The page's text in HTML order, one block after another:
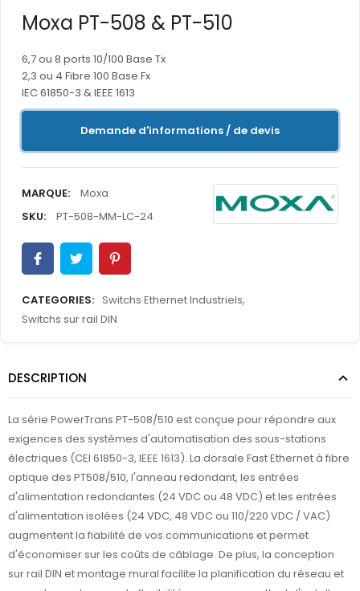
Moxa PT-508 & PT-510
6,7 ou 8 ports 10/100 Base Tx
2,3 ou 4 Fibre 100 Base Fx
IEC 61850-3 & IEEE 1613
Demande d'informations / de devis
MARQUE:
Moxa
SKU:
PT-508-MM-LC-24
CATEGORIES: Switchs Ethernet Industriels,
Switchs sur rail DIN
DESCRIPTION
La série PowerTrans PT-508/510 est conçue pour répondre aux
exigences des systèmes d'automatisation des sous-stations
électriques (CEI 61850-3, IEEE 1613). La dorsale Fast Ethernet à fibre
optique des PT508/510, l'anneau redondant, les entrées
d'alimentation redondantes (24 VDC ou 48 VDC) et les entrées
d'alimentation isolées (24 VDC, 48 VDC ou 110/220 VDC / VAC)
augmentent la fiabilité de vos communications et permet
d'économiser sur les coûts de câblage. De plus, la conception
sur rail DIN et montage mural facilite la planification du réseau et